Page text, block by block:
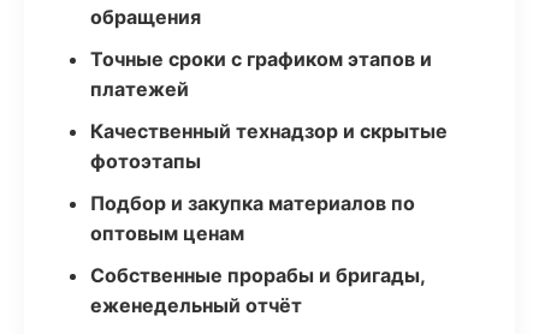
обращения
Точные сроки с графиком этапов и
платежей
Качественный технадзор и скрытые
фотоэтапы
Подбор и закупка материалов по
оптовым ценам
Собственные прорабы и бригады,
еженедельный отчёт